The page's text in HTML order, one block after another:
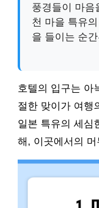
풍경들이 마음
천 마을 특유
을 들이는 순
호텔의 입구는 아
절한 맞이가 여행
일본 특유의 세심
해, 이곳에서의